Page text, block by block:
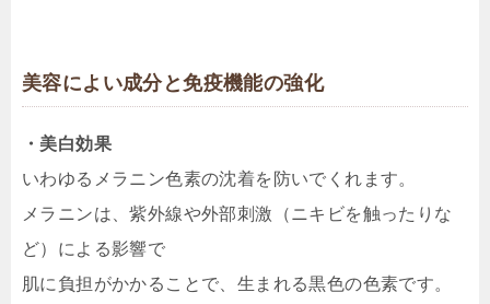
美容によい成分と免疫機能の強化
・美白効果
いわゆるメラニン色素の沈着を防いでくれます。
メラニンは、紫外線や外部刺激（ニキビを触ったりな
ど）による影響で
肌に負担がかかることで、生まれる黒色の色素です。